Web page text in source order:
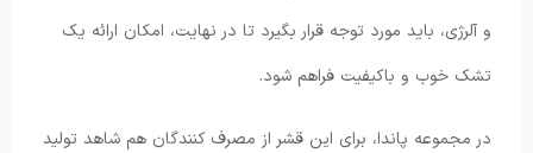
و آلرژی، باید مورد توجه قرار بگیرد تا در نهایت، امکان ارائه یک
تشک خوب و باکیفیت فراهم شود.
در مجموعه پاندا، برای این قشر از مصرف کنندگان هم شاهد تولید